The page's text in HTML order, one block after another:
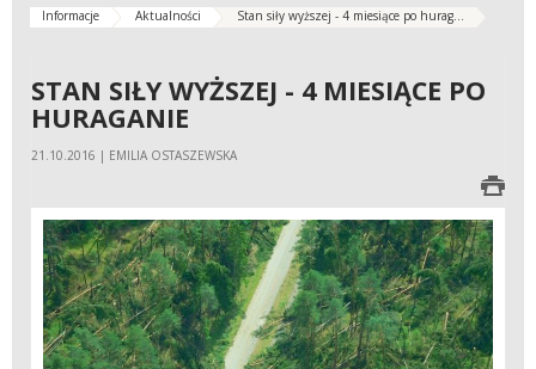
Informacje Aktualności Stan siły wyższej - 4 miesiące po hurag...
STAN SIŁY WYŻSZEJ - 4 MIESIĄCE PO
HURAGANIE
21.10.2016 | EMILIA OSTASZEWSKA